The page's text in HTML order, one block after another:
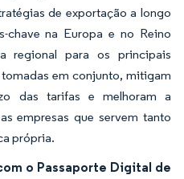
de exportação a longo
chave na Europa e no Reino
regional para os principais
em conjunto, mitigam
das tarifas e melhoram a
empresas que servem tanto
própria.
o Passaporte Digital de